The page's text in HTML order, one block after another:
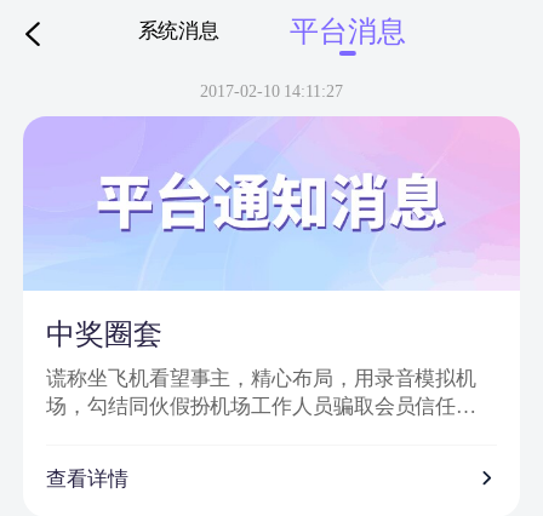
系统消息 平台消息
下拉刷新
2017-02-10 14:11:27
中奖圈套
谎称坐飞机看望事主，精心布局，用录音模拟机
场，勾结同伙假扮机场工作人员骗取会员信任，
诈骗特点：
查看详情